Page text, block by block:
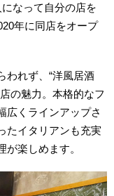
なって自分の店を
年に同店をオープ
われず、“洋風居酒
の魅力。本格的なフ
広くラインアップさ
たイタリアンも充実
楽しめます。